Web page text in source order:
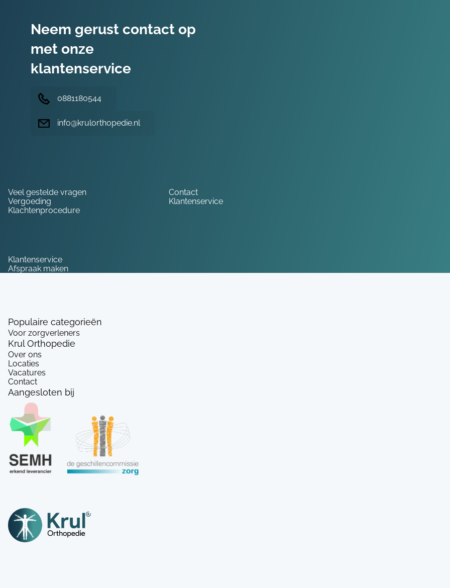
Neem gerust contact op
met onze
klantenservice
0881180544
info@krulorthopedie.nl
Veel gestelde vragen
Contact
Vergoeding
Klantenservice
Klachtenprocedure
Klantenservice
Afspraak maken
Populaire categorieën
Voor zorgverleners
Krul Orthopedie
Over ons
Locaties
Vacatures
Contact
Aangesloten bij